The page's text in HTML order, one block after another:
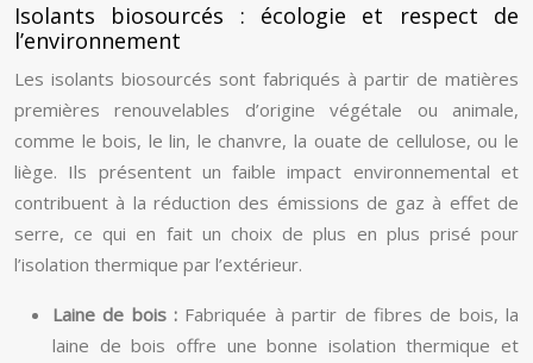
Isolants biosourcés : écologie et respect de
l’environnement
Les isolants biosourcés sont fabriqués à partir de matières
premières renouvelables d’origine végétale ou animale,
comme le bois, le lin, le chanvre, la ouate de cellulose, ou le
liège. Ils présentent un faible impact environnemental et
contribuent à la réduction des émissions de gaz à effet de
serre, ce qui en fait un choix de plus en plus prisé pour
l’isolation thermique par l’extérieur.
Laine de bois : Fabriquée à partir de fibres de bois, la
laine de bois offre une bonne isolation thermique et